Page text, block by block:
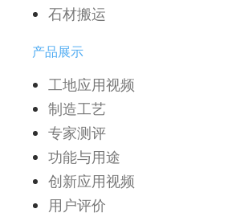
石材搬运
产品展示
工地应用视频
制造工艺
专家测评
功能与用途
创新应用视频
用户评价